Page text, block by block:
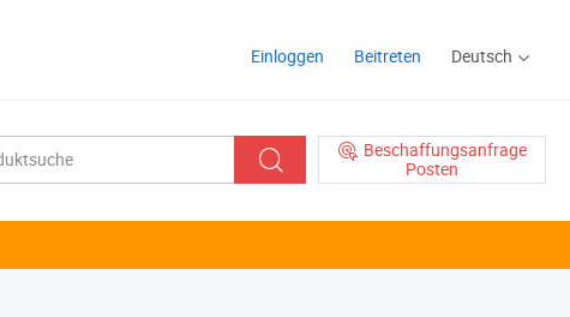
Einloggen Beitreten Deutsch
Beschaffungsanfrage
Posten